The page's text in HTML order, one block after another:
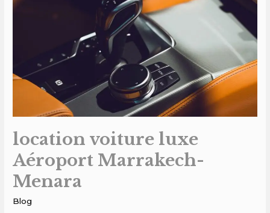
location voiture luxe
Aéroport Marrakech-
Menara
Blog
Menara